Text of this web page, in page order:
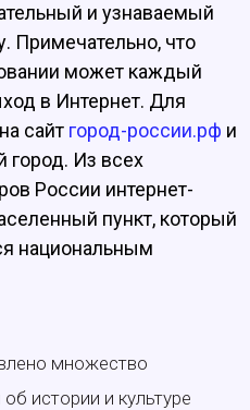
и узнаваемый
Примечательно, что
может каждый
в Интернет. Для
сайт город-россии.рф и
город. Из всех
России интернет-
пункт, который
национальным
множество
истории и культуре